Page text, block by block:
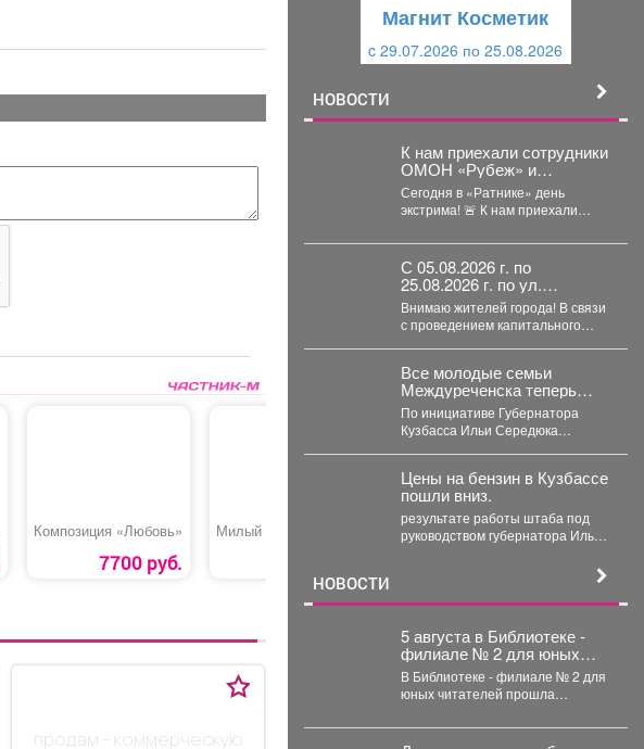
Композиция «Любовь»
7700 руб.
Милый бокс №4 Жидкий пластик
«Cosmofen Plus» «Nor
продам - коммерческую
Магнит Косметик
c 29.07.2026 по 25.08.2026
НОВОСТИ
К нам приехали сотрудники
ОМОН «Рубеж» и
Росгвардии.
Сегодня в «Ратнике» день
экстрима! 🚨 К нам приехали
Росгвардии....
С 05.08.2026 г. по
25.08.2026 г. по ул.
Кузнецкая вводится
реверсивное движения для
автотранспорта
Внимаю жителей города! В связи
с проведением капитального
Все молодые семьи
Междуреченска теперь
могут бесплатно
пользоваться предметами
первой необходимости для
новорождённых.
По инициативе Губернатора
Кузбасса Ильи Середюка
Подробности далее.
Цены на бензин в Кузбассе
пошли вниз.
результате работы штаба под
руководством губернатора Ильи
НОВОСТИ
5 августа в Библиотеке -
филиале № 2 для юных
читателей прошла
познавательно-
развлекательная
программа к
Международному дню
В Библиотеке - филиале № 2 для
юных читателей прошла
программа к Международному